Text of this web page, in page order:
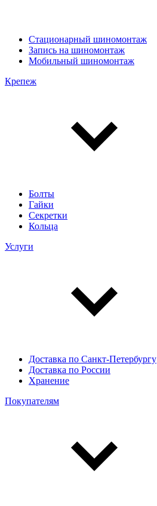
Стационарный шиномонтаж
Запись на шиномонтаж
Мобильный шиномонтаж
Крепеж
Болты
Гайки
Секретки
Кольца
Услуги
Доставка по Санкт-Петербургу
Доставка по России
Хранение
Покупателям